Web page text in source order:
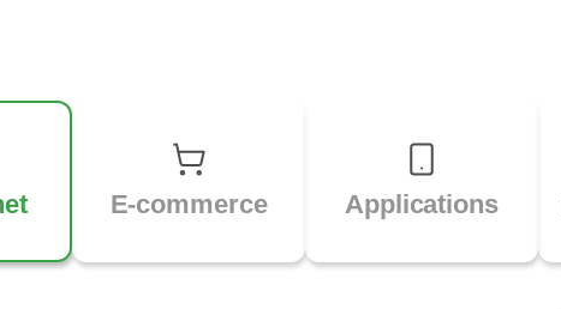
E-commerce Applications